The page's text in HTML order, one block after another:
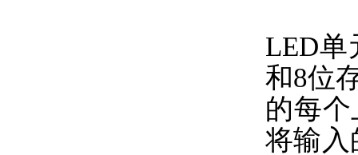
LED单
和8位
的每
将输入